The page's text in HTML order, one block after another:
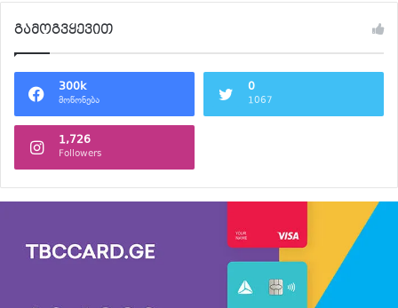
გამოგვყევით
300k
მოწონება
0
1067
1,726
Followers